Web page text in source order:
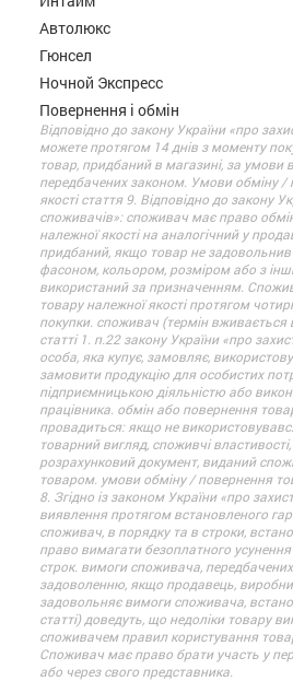
Автолюкс
Гюнсел
Ночной Экспресс
Повернення і обмін
Відповідно до закону України «про
можете протягом 14 днів з моменту
товар, придбаний в магазині, за умови
передбачених законом. Умови обміну /
якості стаття 9. Відповідно до закону
споживачів»: споживач має право
належної якості на аналогічний у
придбаний, якщо товар не
фасоном, кольором, розміром або з
використаний за призначенням.
товару належної якості протягом
покупки. споживач (термін вживається
статті 1. п.22 закону України «про
особа, яка купує, замовляє,
замовити продукцію для особистих
підприємницькою діяльністю або
працівника. обмін або повернення
провадиться: якщо не
товарний вигляд, споживчі
розрахунковий документ, виданий
товаром. умови обміну / повернення
8. Згідно із законом України «про
виявлення протягом встановленого
споживач, в порядку та в строки,
право вимагати безоплатного
строк. вимоги споживача,
задоволенню, якщо продавець,
задовольняє вимоги споживача,
статті) доведуть, що недоліки товару
споживачем правил користування
Споживач має право брати участь у
або через свого представника.